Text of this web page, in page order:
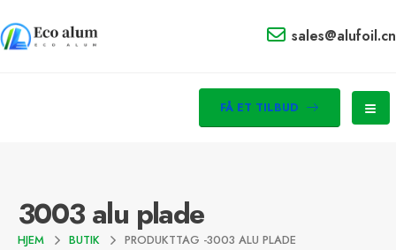
sales@alufoil.cn
FÅ ET TILBUD
3003 alu plade
HJEM BUTIK PRODUKTTAG -3003 ALU PLADE